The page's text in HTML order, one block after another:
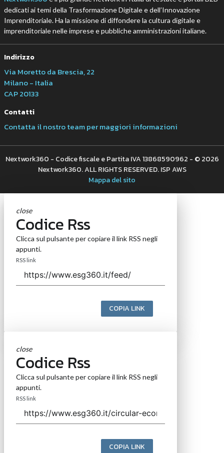
dedicati ai temi della Trasformazione Digitale e dell’Innovazione
Imprenditoriale. Ha la missione di diffondere la cultura digitale e
imprenditoriale nelle imprese e pubbliche amministrazioni italiane.
Indirizzo
Via Moretto da Brescia, 22
Milano - Italia
CAP 20133
Contatti
Contatta il nostro team per maggiori informazioni
Nextwork360 - Codice fiscale e Partita IVA 13868590962 - © 2026
Nextwork360. ALL RIGHTS RESERVED. ISP AWS
Mappa del sito
close
Codice Rss
Clicca sul pulsante per copiare il link RSS negli
appunti.
RSS link
COPIA LINK
close
Codice Rss
Clicca sul pulsante per copiare il link RSS negli
appunti.
RSS link
COPIA LINK